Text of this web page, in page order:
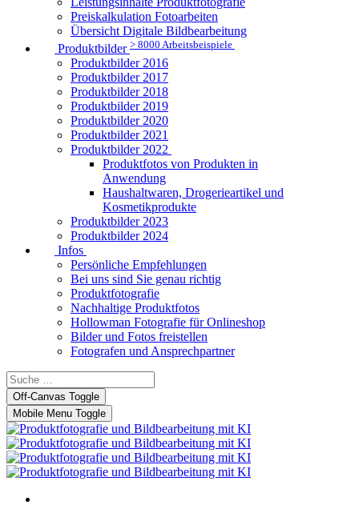
Preiskalkulation Fotoarbeiten
Übersicht Digitale Bildbearbeitung
Produktbilder > 8000 Arbeitsbeispiele
Produktbilder 2016
Produktbilder 2017
Produktbilder 2018
Produktbilder 2019
Produktbilder 2020
Produktbilder 2021
Produktbilder 2022
Produktfotos von Produkten in
Anwendung
Haushaltwaren, Drogerieartikel und
Kosmetikprodukte
Produktbilder 2023
Produktbilder 2024
Infos
Persönliche Empfehlungen
Bei uns sind Sie genau richtig
Produktfotografie
Nachhaltige Produktfotos
Hollowman Fotografie für Onlineshop
Bilder und Fotos freistellen
Fotografen und Ansprechpartner
Off-Canvas Toggle
Mobile Menu Toggle